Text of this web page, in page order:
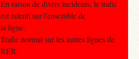
En raison de divers incidents, le trafic
est ralenti sur l'ensemble de
la ligne.
Trafic normal sur les autres lignes de
RER.